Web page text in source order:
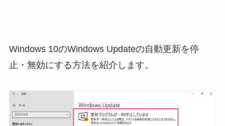
Windows 10のWindows Updateの自動更新を停
止・無効にする方法を紹介します。